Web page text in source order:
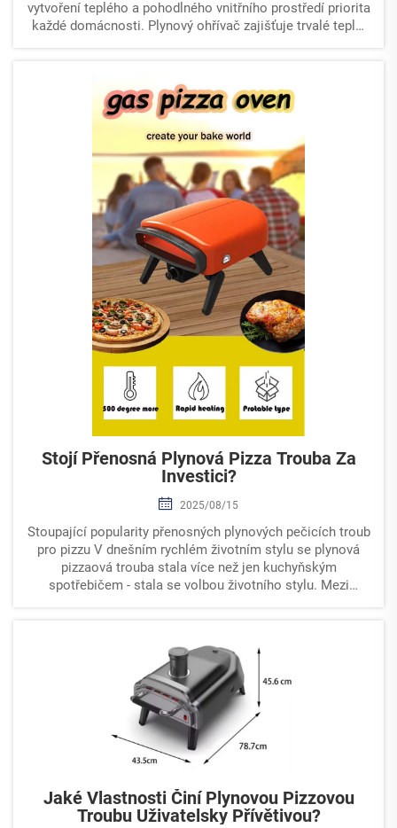
vytvoření teplého a pohodlného vnitřního prostředí priorita
každé domácnosti. Plynový ohřívač zajišťuje trvalé teplo,
Stojí Přenosná Plynová Pizza Trouba Za
Investici?
2025/08/15
Stoupající popularity přenosných plynových pečicích troub
pro pizzu V dnešním rychlém životním stylu se plynová
pizzaová trouba stala více než jen kuchyňským
spotřebičem - stala se volbou životního stylu. Mezi
Jaké Vlastnosti Činí Plynovou Pizzovou
Troubu Uživatelsky Přívětivou?